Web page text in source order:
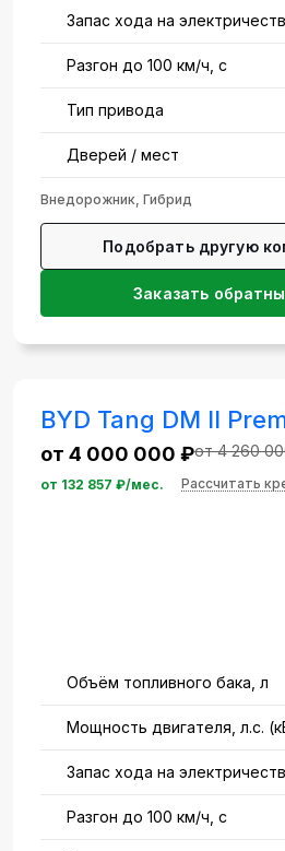
Запас хода на
Разгон до 100 км/ч, с
Тип привода
Дверей / мест
Внедорожник, Гибрид
Подобрать другую
Заказать
BYD Tang DM II
от 4 000 000 ₽от 4 260
от 132 857 ₽/мес. Рассчитать
Объём топливного бака, л
Мощность двигателя, л.с.
Запас хода на
Разгон до 100 км/ч, с